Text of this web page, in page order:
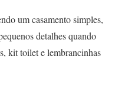
um casamento simples,
detalhes quando
kit toilet e lembrancinhas